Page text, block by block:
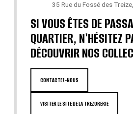
35 Rue du Fossé des
SI VOUS ÊTES DE
QUARTIER, N'HÉSITEZ
DÉCOUVRIR NOS
CONTACTEZ-NOUS
VISITER LE SITE DE LA TRÉZORERIE